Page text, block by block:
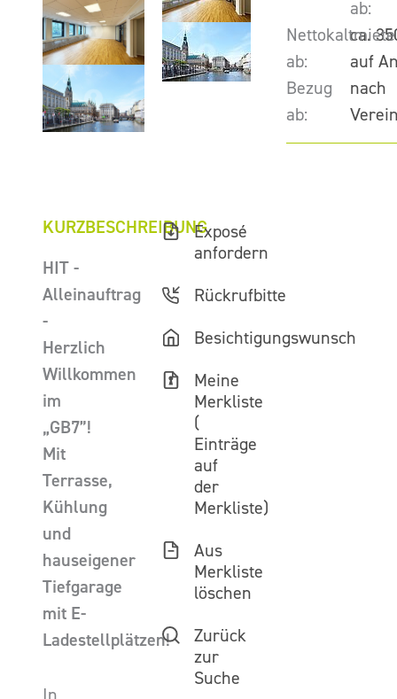
ab:
ca.
Nettokaltmiete
ab:
auf
Bezug
ab:
nach
KURZBESCHREIBUNG
HIT -
Alleinauftrag
-
Herzlich
Willkommen
im
„GB7”!
Mit
Terrasse,
Kühlung
und
hauseigener
Tiefgarage
mit E-
Ladestellplätzen!
Exposé
anfordern
Rückrufbitte
Besichtigungswunsch
Meine
Merkliste
(
Einträge
auf
der
Merkliste)
Aus
Merkliste
löschen
Zurück
zur
Suche